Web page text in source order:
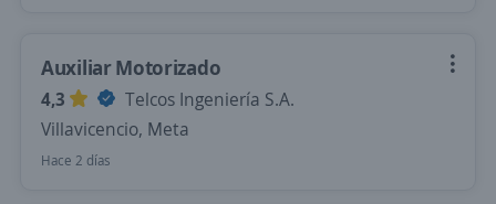
Auxiliar Motorizado
4,3
Telcos Ingeniería S.A.
Villavicencio, Meta
Hace 2 días